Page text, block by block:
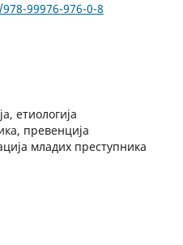
99976-976-0-8
етиологија
превенција
младих преступника